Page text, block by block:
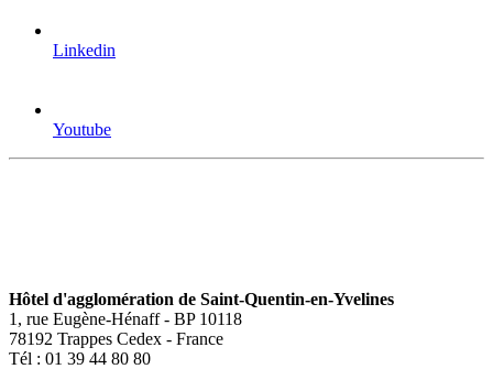
Linkedin
Youtube
Hôtel d'agglomération de Saint-Quentin-en-Yvelines
1, rue Eugène-Hénaff - BP 10118
78192 Trappes Cedex - France
Tél : 01 39 44 80 80